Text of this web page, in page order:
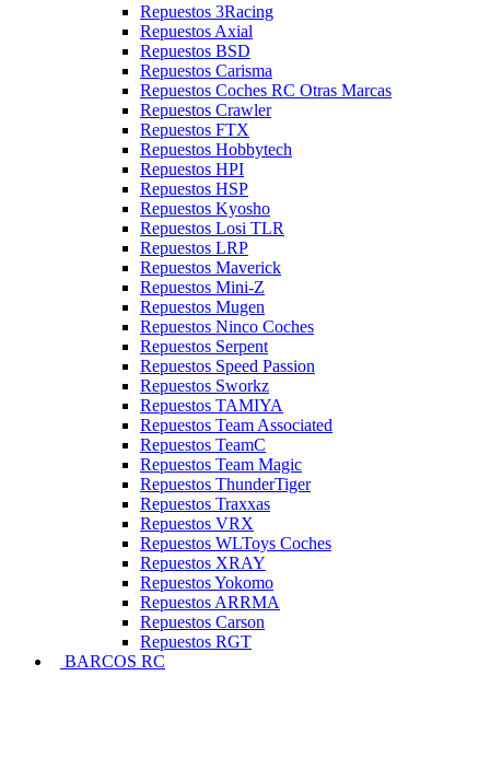
Repuestos 3Racing
Repuestos Axial
Repuestos BSD
Repuestos Carisma
Repuestos Coches RC Otras Marcas
Repuestos Crawler
Repuestos FTX
Repuestos Hobbytech
Repuestos HPI
Repuestos HSP
Repuestos Kyosho
Repuestos Losi TLR
Repuestos LRP
Repuestos Maverick
Repuestos Mini-Z
Repuestos Mugen
Repuestos Ninco Coches
Repuestos Serpent
Repuestos Speed Passion
Repuestos Sworkz
Repuestos TAMIYA
Repuestos Team Associated
Repuestos TeamC
Repuestos Team Magic
Repuestos ThunderTiger
Repuestos Traxxas
Repuestos VRX
Repuestos WLToys Coches
Repuestos XRAY
Repuestos Yokomo
Repuestos ARRMA
Repuestos Carson
Repuestos RGT
BARCOS RC